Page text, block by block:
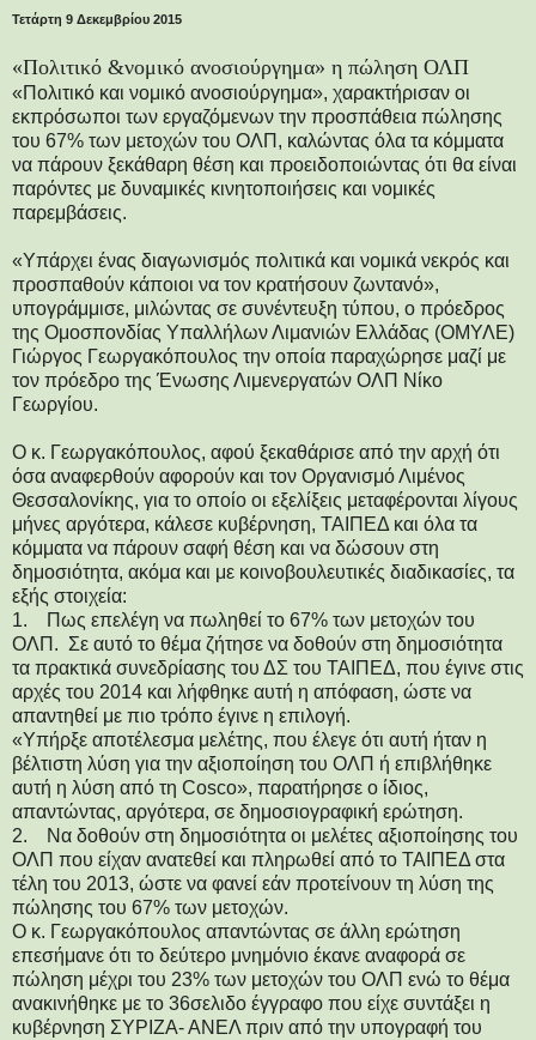
Τετάρτη 9 Δεκεμβρίου 2015
«Πολιτικό &νομικό ανοσιούργημα» η πώληση ΟΛΠ
«Πολιτικό και νομικό ανοσιούργημα», χαρακτήρισαν οι
εκπρόσωποι των εργαζόμενων την προσπάθεια πώλησης
του 67% των μετοχών του ΟΛΠ, καλώντας όλα τα κόμματα
να πάρουν ξεκάθαρη θέση και προειδοποιώντας ότι θα είναι
παρόντες με δυναμικές κινητοποιήσεις και νομικές
παρεμβάσεις.
«Υπάρχει ένας διαγωνισμός πολιτικά και νομικά νεκρός και
προσπαθούν κάποιοι να τον κρατήσουν ζωντανό»,
υπογράμμισε, μιλώντας σε συνέντευξη τύπου, ο πρόεδρος
της Ομοσπονδίας Υπαλλήλων Λιμανιών Ελλάδας (ΟΜΥΛΕ)
Γιώργος Γεωργακόπουλος την οποία παραχώρησε μαζί με
τον πρόεδρο της Ένωσης Λιμενεργατών ΟΛΠ Νίκο
Γεωργίου.
Ο κ. Γεωργακόπουλος, αφού ξεκαθάρισε από την αρχή ότι
όσα αναφερθούν αφορούν και τον Οργανισμό Λιμένος
Θεσσαλονίκης, για το οποίο οι εξελίξεις μεταφέρονται λίγους
μήνες αργότερα, κάλεσε κυβέρνηση, ΤΑΙΠΕΔ και όλα τα
κόμματα να πάρουν σαφή θέση και να δώσουν στη
δημοσιότητα, ακόμα και με κοινοβουλευτικές διαδικασίες, τα
εξής στοιχεία:
1. Πως επελέγη να πωληθεί το 67% των μετοχών του
ΟΛΠ. Σε αυτό το θέμα ζήτησε να δοθούν στη δημοσιότητα
τα πρακτικά συνεδρίασης του ΔΣ του ΤΑΙΠΕΔ, που έγινε στις
αρχές του 2014 και λήφθηκε αυτή η απόφαση, ώστε να
απαντηθεί με πιο τρόπο έγινε η επιλογή.
«Υπήρξε αποτέλεσμα μελέτης, που έλεγε ότι αυτή ήταν η
βέλτιστη λύση για την αξιοποίηση του ΟΛΠ ή επιβλήθηκε
αυτή η λύση από τη Cosco», παρατήρησε ο ίδιος,
απαντώντας, αργότερα, σε δημοσιογραφική ερώτηση.
2. Να δοθούν στη δημοσιότητα οι μελέτες αξιοποίησης του
ΟΛΠ που είχαν ανατεθεί και πληρωθεί από το ΤΑΙΠΕΔ στα
τέλη του 2013, ώστε να φανεί εάν προτείνουν τη λύση της
πώλησης του 67% των μετοχών.
Ο κ. Γεωργακόπουλος απαντώντας σε άλλη ερώτηση
επεσήμανε ότι το δεύτερο μνημόνιο έκανε αναφορά σε
πώληση μέχρι του 23% των μετοχών του ΟΛΠ ενώ το θέμα
ανακινήθηκε με το 36σελιδο έγγραφο που είχε συντάξει η
κυβέρνηση ΣΥΡΙΖΑ- ΑΝΕΛ πριν από την υπογραφή του